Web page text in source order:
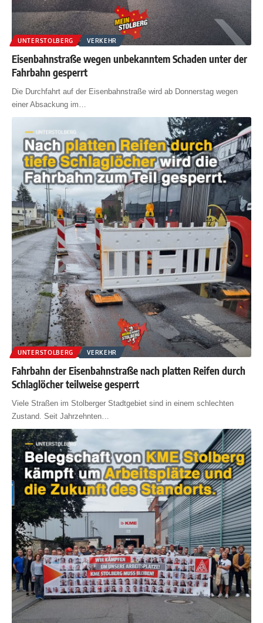
UNTERSTOLBERG VERKEHR
Eisenbahnstraße wegen unbekanntem Schaden unter der
Fahrbahn gesperrt
Die Durchfahrt auf der Eisenbahnstraße wird ab Donnerstag wegen
einer Absackung im
UNTERSTOLBERG VERKEHR
Fahrbahn der Eisenbahnstraße nach platten Reifen durch
Schlaglöcher teilweise gesperrt
Viele Straßen im Stolberger Stadtgebiet sind in einem schlechten
Zustand. Seit Jahrzehnten